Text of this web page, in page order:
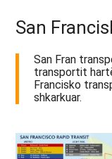
San
San Fran
transportit
Francisko
shkarkuar.